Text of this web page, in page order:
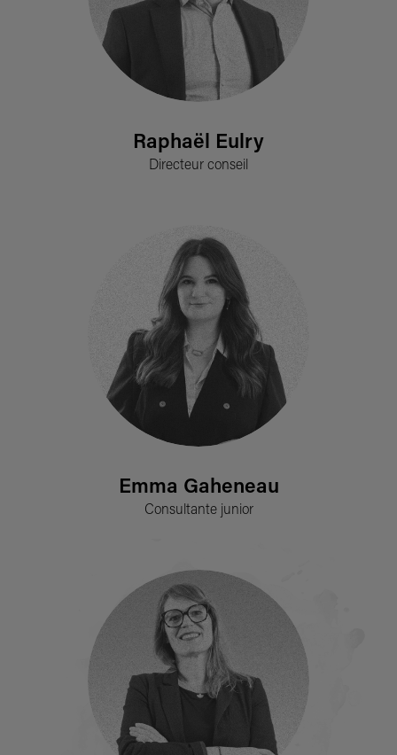
Raphaël Eulry
Directeur conseil
Emma Gaheneau
Consultante junior